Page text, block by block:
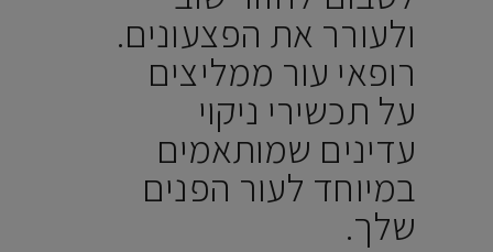
ולעורר את הפצעונים.
רופאי עור ממליצים
על תכשירי ניקוי
עדינים שמותאמים
במיוחד לעור הפנים
שלך.